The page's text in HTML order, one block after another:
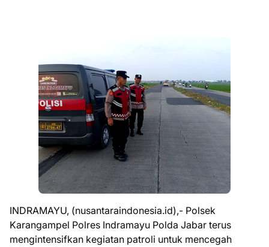
INDRAMAYU, (nusantaraindonesia.id),- Polsek
Karangampel Polres Indramayu Polda Jabar terus
mengintensifkan kegiatan patroli untuk mencegah